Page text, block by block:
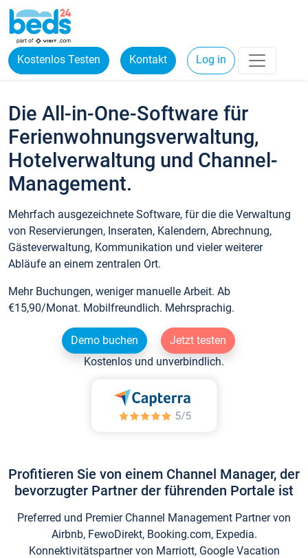
Kostenlos Testen Kontakt Log in
Die All-in-One-Software für
Ferienwohnungsverwaltung,
Hotelverwaltung und Channel-
Management.
Mehrfach ausgezeichnete Software, für die die Verwaltung
von Reservierungen, Inseraten, Kalendern, Abrechnung,
Gästeverwaltung, Kommunikation und vieler weiterer
Abläufe an einem zentralen Ort.
Mehr Buchungen, weniger manuelle Arbeit. Ab
€15,90/Monat. Mobilfreundlich. Mehrsprachig.
Demo buchen
Jetzt testen
Kostenlos und unverbindlich.
Profitieren Sie von einem Channel Manager, der
bevorzugter Partner der führenden Portale ist
Preferred und Premier Channel Management Partner von
Airbnb, FewoDirekt, Booking.com, Expedia.
Konnektivitätspartner von Marriott, Google Vacation